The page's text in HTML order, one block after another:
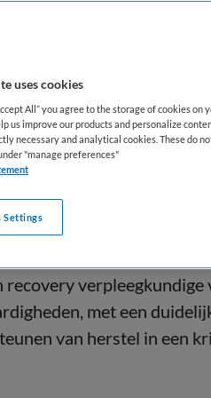
waar nauwkeurige
de recovery
en het optimaliseren
en
zorg en het welzijn
van klinische
een multidisciplinair
recovery
met een
van herstel in een
uses cookies
All” you agree to the storage of cookies
us improve our products and personalize
necessary and analytical cookies. These do
"manage preferences"
Settings